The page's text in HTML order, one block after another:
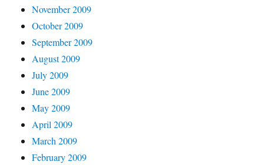
November 2009
October 2009
September 2009
August 2009
July 2009
June 2009
May 2009
April 2009
March 2009
February 2009